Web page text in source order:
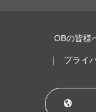
OBの皆様
プライ